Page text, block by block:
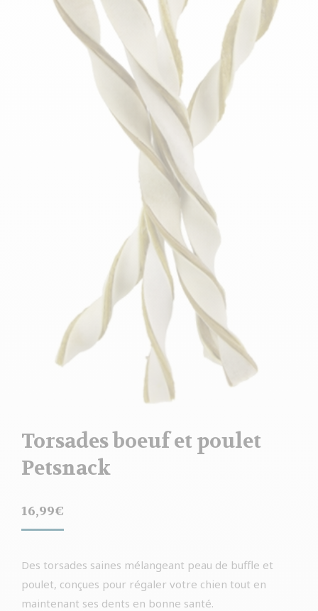
Torsades boeuf et poulet
Petsnack
16,99€
Des torsades saines mélangeant peau de buffle et
poulet, conçues pour régaler votre chien tout en
maintenant ses dents en bonne santé.